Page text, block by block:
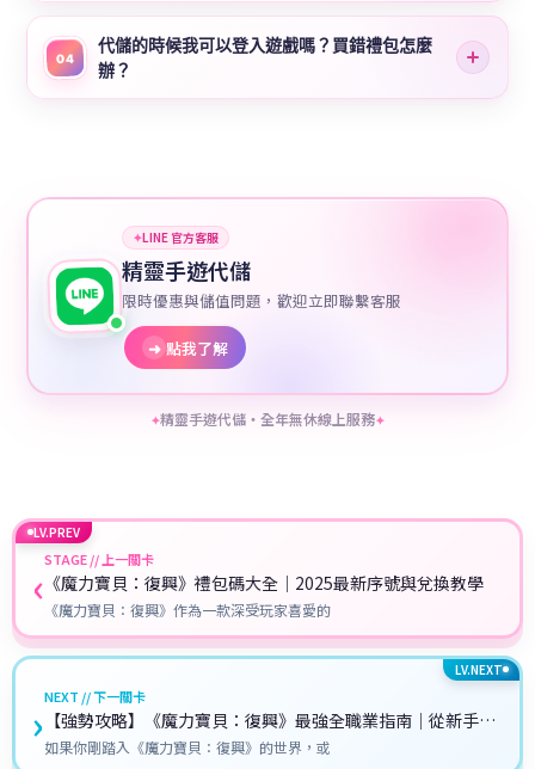
04
代儲的時候我可以登入遊戲嗎？買錯禮包怎麼
辦？
✦LINE 官方客服
精靈手遊代儲
限時優惠與儲值問題，歡迎立即聯繫客服
➜ 點我了解
✦精靈手遊代儲・全年無休線上服務✦
LV.PREV
‹STAGE // 上一關卡
《魔力寶貝：復興》禮包碼大全｜2025最新序號與兌換教學
《魔力寶貝：復興》作為一款深受玩家喜愛的
LV.NEXT
NEXT // 下一關卡
【強勢攻略】《魔力寶貝：復興》最強全職業指南｜從新手到
高玩一步搞定！
如果你剛踏入《魔力寶貝：復興》的世界，或
›